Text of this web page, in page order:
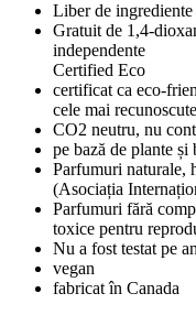
Liber de
Gratuit de 1,4-
independente
Certified Eco
certificat ca eco-
cele mai
CO2 neutru, nu
pe bază de plante
Parfumuri naturale,
(Asociația
Parfumuri fără
toxice pentru
Nu a fost testat pe
vegan
fabricat în Canada